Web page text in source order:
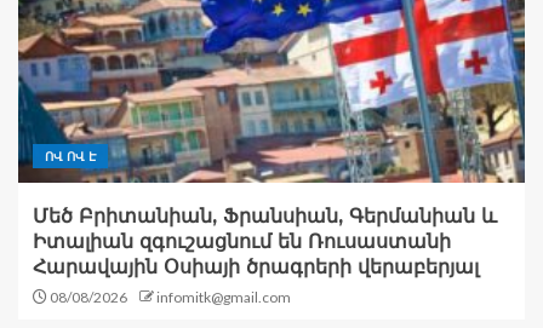
ՈՎ ՈՎ Է
Մեծ Բրիտանիան, Ֆրանսիան, Գերմանիան և
Իտալիան զգուշացնում են Ռուսաստանի
Հարավային Օսիայի ծրագրերի վերաբերյալ
08/08/2026 infomitk@gmail.com